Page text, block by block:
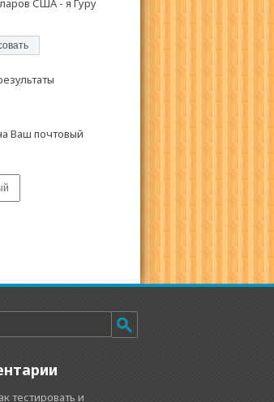
США - я Гуру
Ваш почтовый
тестировать и